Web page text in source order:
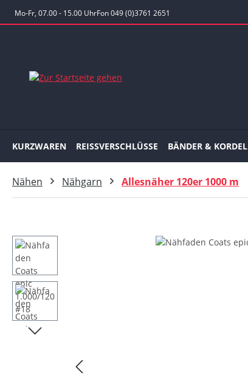
Hauptinhalt springen
Zur Suche springen
Zur Hauptnavigation springen
Mo-Fr, 07.00 - 15.00 UhrFon 049 (0)3761 2651
KURZWAREN REISSVERSCHLÜSSE BÄNDER & KORDEL
Nähen Nähgarn Allesnäher 120er 1000 m
Bildergalerie überspringen